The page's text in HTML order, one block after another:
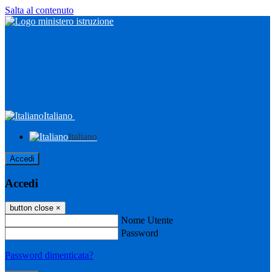
Salta al contenuto
Italiano
Italiano
Accedi
Accedi
button close ×
Nome Utente
Password
Password dimenticata?